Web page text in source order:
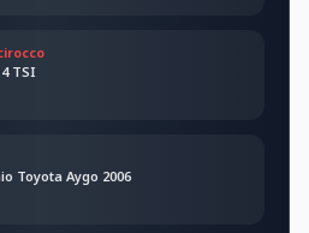
TSI
Toyota Aygo 2006